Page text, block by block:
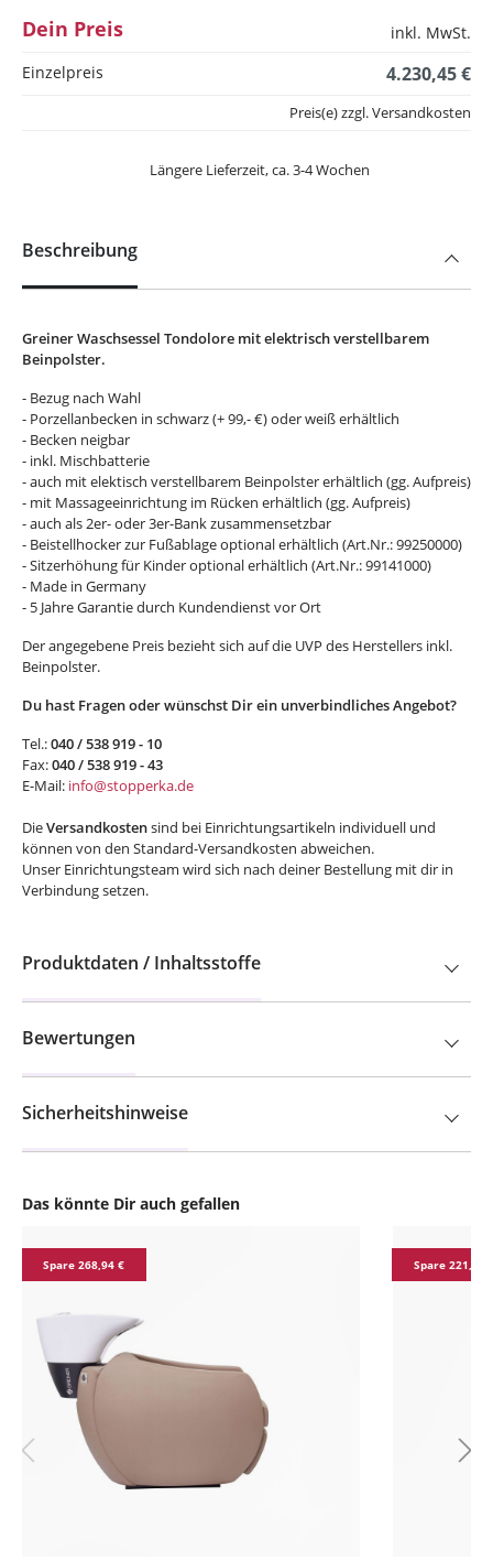
Dein Preis
inkl. MwSt.
Einzelpreis
4.230,45 €
Längere Lieferzeit, ca. 3-4 Wochen
Preis(e) zzgl. Versandkosten
Das könnte Dir auch gefallen
Spare 268,94 € Spare 221,34
Beschreibung
Greiner Waschsessel Tondolore mit elektrisch verstellbarem
Beinpolster.
- Bezug nach Wahl
- Porzellanbecken in schwarz (+ 99,- €) oder weiß erhältlich
- Becken neigbar
- inkl. Mischbatterie
- auch mit elektisch verstellbarem Beinpolster erhältlich (gg. Aufpreis)
- mit Massageeinrichtung im Rücken erhältlich (gg. Aufpreis)
- auch als 2er- oder 3er-Bank zusammensetzbar
- Beistellhocker zur Fußablage optional erhältlich (Art.Nr.: 99250000)
- Sitzerhöhung für Kinder optional erhältlich (Art.Nr.: 99141000)
- Made in Germany
- 5 Jahre Garantie durch Kundendienst vor Ort
Der angegebene Preis bezieht sich auf die UVP des Herstellers inkl.
Beinpolster.
Du hast Fragen oder wünschst Dir ein unverbindliches Angebot?
Tel.:040 / 538 919 - 10
Fax:040 / 538 919 - 43
E-Mail: info@stopperka.de
DieVersandkostensind bei Einrichtungsartikeln individuell und
können von den Standard-Versandkosten abweichen.
Unser Einrichtungsteam wird sich nach deiner Bestellung mit dir in
Verbindung setzen.
Produktdaten / Inhaltsstoffe
Bewertungen
Sicherheitshinweise